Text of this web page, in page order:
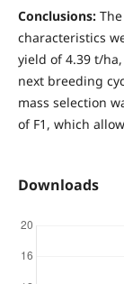
Conclusions:The
characteristics
yield of 4.39 t/
next breeding
mass selection
of F1, which
Downloads